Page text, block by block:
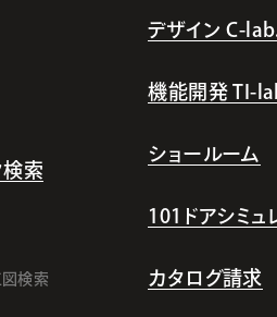
検索
図検索
デザイン C-
機能開発 TI-
ショールーム
101ドアシミュ
カタログ請求